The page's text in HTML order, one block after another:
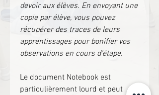
devoir aux élèves. En envoyant une
copie par élève, vous pouvez
récupérer des traces de leurs
apprentissages pour bonifier vos
observations en cours d'étape.
Le document Notebook est
particulièrement lourd et peut